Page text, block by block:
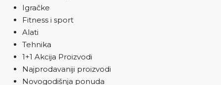
Igračke
Fitness i sport
Alati
Tehnika
1+1 Akcija Proizvodi
Najprodavaniji proizvodi
Novogodišnja ponuda